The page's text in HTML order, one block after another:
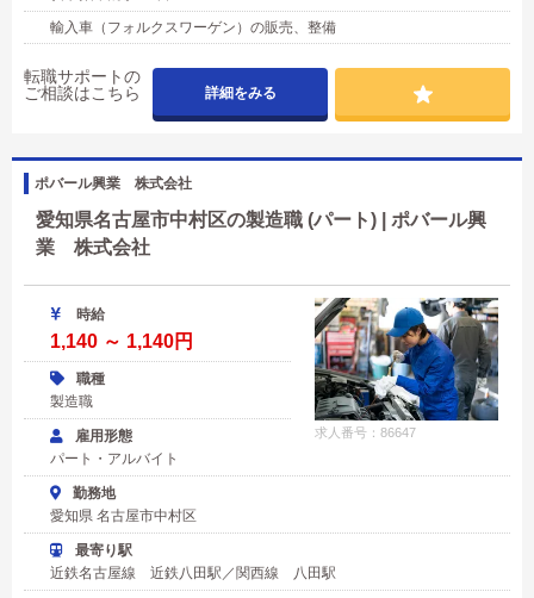
輸入車（フォルクスワーゲン）の販売、整備
転職サポートの
ご相談はこちら
詳細をみる
ポバール興業 株式会社
愛知県名古屋市中村区の製造職 (パート) | ポバール興
業 株式会社
求人番号：86647
時給
1,140 ～ 1,140円
職種
製造職
雇用形態
パート・アルバイト
勤務地
愛知県 名古屋市中村区
最寄り駅
近鉄名古屋線 近鉄八田駅／関西線 八田駅